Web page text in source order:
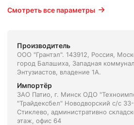
Смотреть все параметры
Производитель
ООО "Грантэл". 143912, Россия,
город Балашиха, Западная
Энтузиастов, владение 1А.
Импортёр
ЗАО Патио, г. Минск ОДО
"Трайдексбел" Новодворский с/с
Стиклево, административно
этаж, офис 64